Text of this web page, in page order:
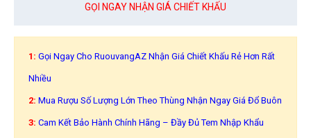
GỌI NGAY NHẬN GIÁ CHIẾT KHẤU
1: Gọi Ngay Cho RuouvangAZ Nhận Giá Chiết Khấu Rẻ Hơn Rất
Nhiều
2: Mua Rượu Số Lượng Lớn Theo Thùng Nhận Ngay Giá Đổ Buôn
3: Cam Kết Bảo Hành Chính Hãng – Đầy Đủ Tem Nhập Khẩu